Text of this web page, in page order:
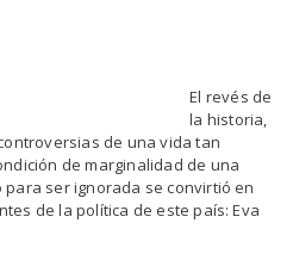
El revés de
la historia,
de una vida tan
de marginalidad de una
ser ignorada se convirtió en
de la política de este país: Eva